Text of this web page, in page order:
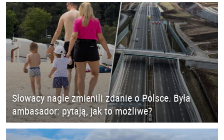
Słowacy nagle zmienili zdanie o Polsce. Była
ambasador: pytają, jak to możliwe?